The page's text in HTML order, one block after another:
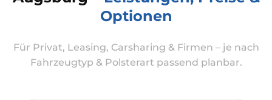
Optionen
Für Privat, Leasing, Carsharing & Firmen – je nach
Fahrzeugtyp & Polsterart passend planbar.